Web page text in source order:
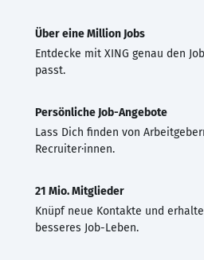
Über eine Million Jobs
Entdecke mit XING genau den
passt.
Persönliche Job-Angebote
Lass Dich finden von
Recruiter·innen.
21 Mio. Mitglieder
Knüpf neue Kontakte und
besseres Job-Leben.